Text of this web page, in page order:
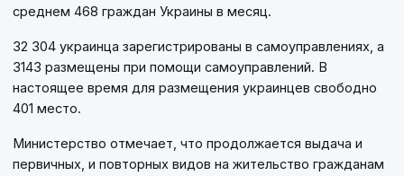
среднем 468 граждан Украины в месяц.
32 304 украинца зарегистрированы в самоуправлениях, а
3143 размещены при помощи самоуправлений. В
настоящее время для размещения украинцев свободно
401 место.
Министерство отмечает, что продолжается выдача и
первичных, и повторных видов на жительство гражданам